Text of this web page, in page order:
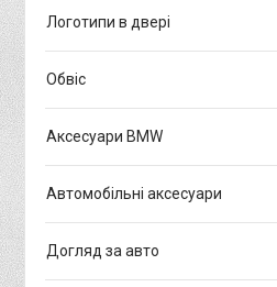
Логотипи в двері
Обвіс
Аксесуари BMW
Автомобільні аксесуари
Догляд за авто